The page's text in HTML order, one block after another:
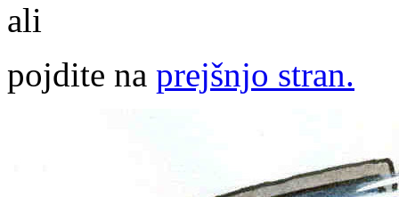
ali
pojdite na prejšnjo stran.